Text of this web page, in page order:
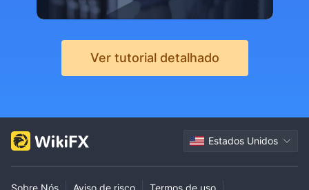
Ver tutorial detalhado
Estados Unidos
Sobre Nós Aviso de risco Termos de uso